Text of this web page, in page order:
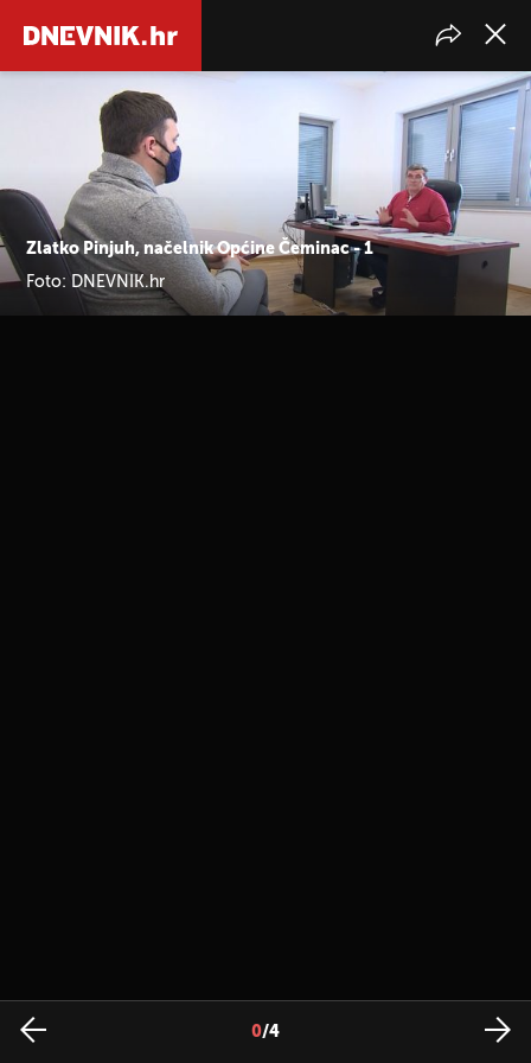
Zlatko Pinjuh, načelnik Općine Čeminac - 1
Foto: DNEVNIK.hr
0/4